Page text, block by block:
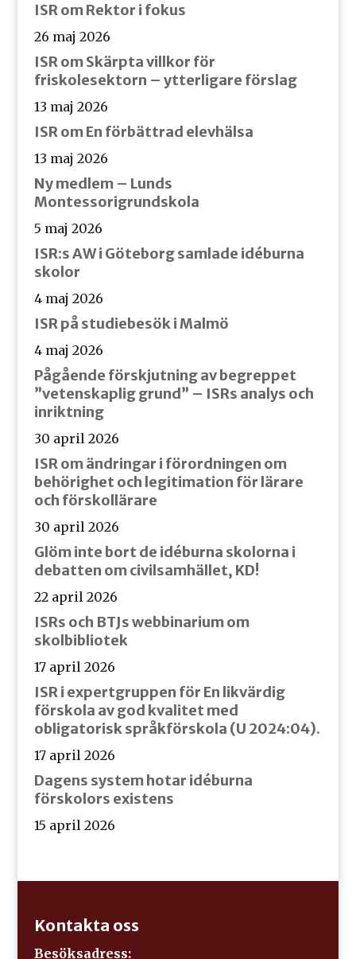
ISR om Rektor i fokus
26 maj 2026
ISR om Skärpta villkor för
friskolesektorn – ytterligare förslag
13 maj 2026
ISR om En förbättrad elevhälsa
13 maj 2026
Ny medlem – Lunds
Montessorigrundskola
5 maj 2026
ISR:s AW i Göteborg samlade idéburna
skolor
4 maj 2026
ISR på studiebesök i Malmö
4 maj 2026
Pågående förskjutning av begreppet
”vetenskaplig grund” – ISRs analys och
inriktning
30 april 2026
ISR om ändringar i förordningen om
behörighet och legitimation för lärare
och förskollärare
30 april 2026
Glöm inte bort de idéburna skolorna i
debatten om civilsamhället, KD!
22 april 2026
ISRs och BTJs webbinarium om
skolbibliotek
17 april 2026
ISR i expertgruppen för En likvärdig
förskola av god kvalitet med
obligatorisk språkförskola (U 2024:04).
17 april 2026
Dagens system hotar idéburna
förskolors existens
15 april 2026
Kontakta oss
Besöksadress: